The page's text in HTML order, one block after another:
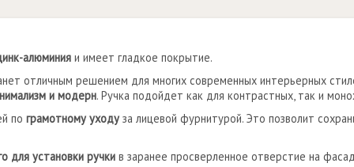
алюминия и имеет гладкое покрытие.
отличным решением для многих современных интерьерных
и модерн. Ручка подойдет как для контрастных, так и
по грамотному уходу за лицевой фурнитурой. Это позволит
для установки ручки в заранее просверленное отверстие на